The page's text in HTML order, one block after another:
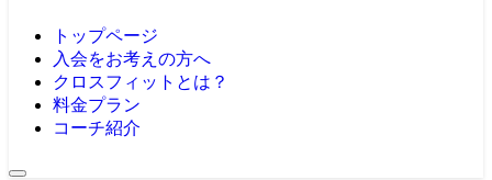
トップページ
入会をお考えの方へ
クロスフィットとは？
料金プラン
コーチ紹介